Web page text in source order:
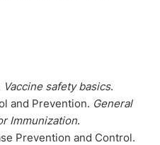
Vaccine safety basics.
and Prevention. General
Immunization.
Prevention and Control.